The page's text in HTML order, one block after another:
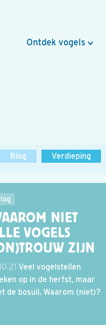
Ontdek vogels
Blog Verdieping
NIET
VOGELS
ZIJN
Veel vogelstellen
op in de herfst, maar
de bosuil. Waarom (niet)?